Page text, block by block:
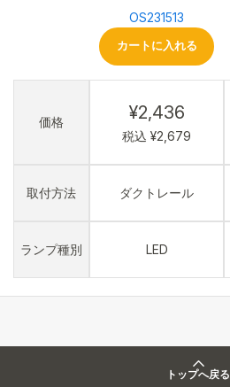
価格
取付方法
ランプ種別
OS231513
カートに入れる
¥2,436
税込 ¥2,679
ダクトレール
LED
トップへ戻る